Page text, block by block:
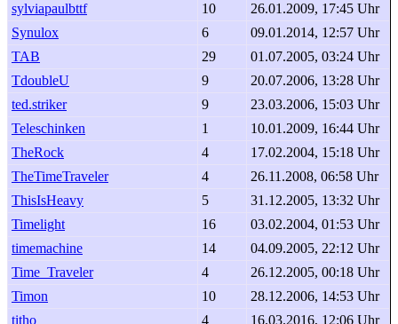
sylviapaulbttf
10
26.01.2009, 17:45 Uhr
Synulox
6
09.01.2014, 12:57 Uhr
TAB
29
01.07.2005, 03:24 Uhr
TdoubleU
9
20.07.2006, 13:28 Uhr
ted.striker
9
23.03.2006, 15:03 Uhr
Teleschinken
1
10.01.2009, 16:44 Uhr
TheRock
4
17.02.2004, 15:18 Uhr
TheTimeTraveler
4
26.11.2008, 06:58 Uhr
ThisIsHeavy
5
31.12.2005, 13:32 Uhr
Timelight
16
03.02.2004, 01:53 Uhr
timemachine
14
04.09.2005, 22:12 Uhr
Time_Traveler
4
26.12.2005, 00:18 Uhr
Timon
10
28.12.2006, 14:53 Uhr
titho
4
16.03.2016, 12:06 Uhr